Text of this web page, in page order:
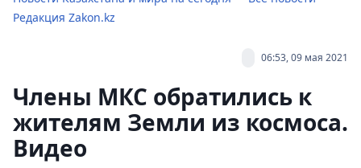
Редакция Zakon.kz
06:53, 09 мая 2021
Члены МКС обратились к
жителям Земли из космоса.
Видео